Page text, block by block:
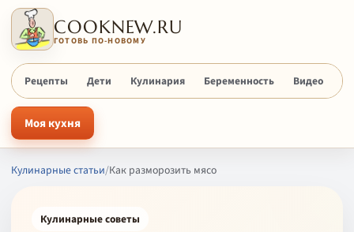
COOKNEW.RU
ГОТОВЬ ПО-НОВОМУ
Рецепты Дети Кулинария Беременность Видео
Моя кухня
Кулинарные статьи/Как разморозить мясо
Кулинарные советы